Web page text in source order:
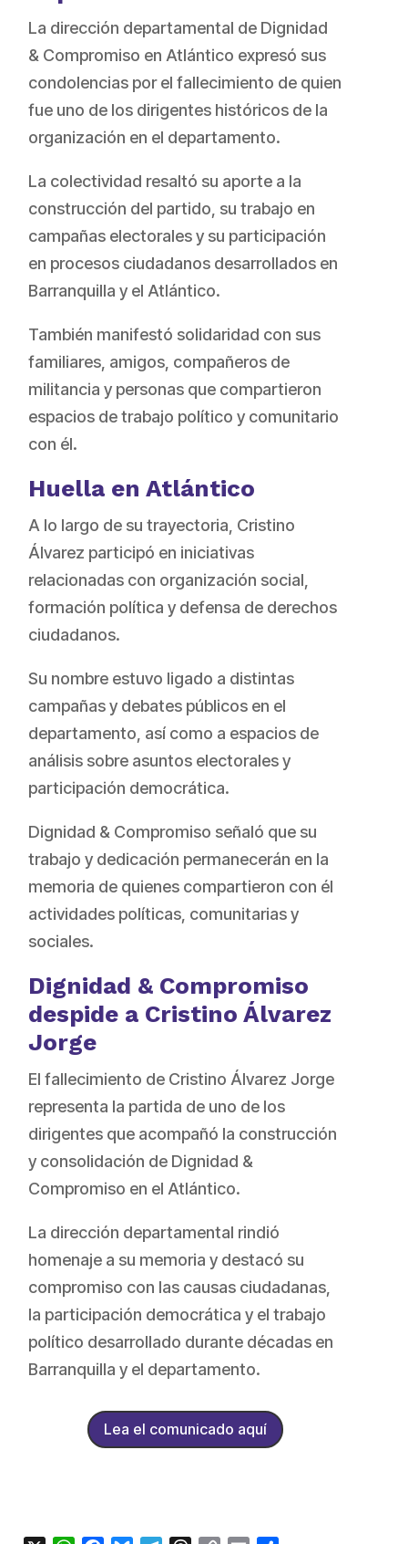
La dirección departamental de Dignidad
& Compromiso en Atlántico expresó sus
condolencias por el fallecimiento de quien
fue uno de los dirigentes históricos de la
organización en el departamento.
La colectividad resaltó su aporte a la
construcción del partido, su trabajo en
campañas electorales y su participación
en procesos ciudadanos desarrollados en
Barranquilla y el Atlántico.
También manifestó solidaridad con sus
familiares, amigos, compañeros de
militancia y personas que compartieron
espacios de trabajo político y comunitario
con él.
Huella en Atlántico
A lo largo de su trayectoria, Cristino
Álvarez participó en iniciativas
relacionadas con organización social,
formación política y defensa de derechos
ciudadanos.
Su nombre estuvo ligado a distintas
campañas y debates públicos en el
departamento, así como a espacios de
análisis sobre asuntos electorales y
participación democrática.
Dignidad & Compromiso señaló que su
trabajo y dedicación permanecerán en la
memoria de quienes compartieron con él
actividades políticas, comunitarias y
sociales.
Dignidad & Compromiso
despide a Cristino Álvarez
Jorge
El fallecimiento de Cristino Álvarez Jorge
representa la partida de uno de los
dirigentes que acompañó la construcción
y consolidación de Dignidad &
Compromiso en el Atlántico.
La dirección departamental rindió
homenaje a su memoria y destacó su
compromiso con las causas ciudadanas,
la participación democrática y el trabajo
político desarrollado durante décadas en
Barranquilla y el departamento.
Lea el comunicado aquí